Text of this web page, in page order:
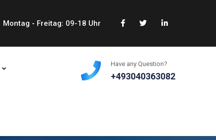
Montag - Freitag: 09-18 Uhr
Have any Question?
+493040363082